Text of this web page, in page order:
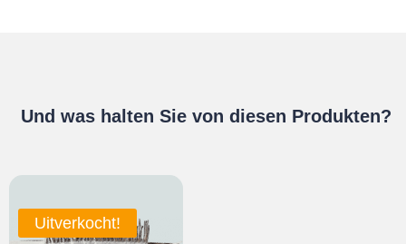
Und was halten Sie von diesen Produkten?
Uitverkocht!